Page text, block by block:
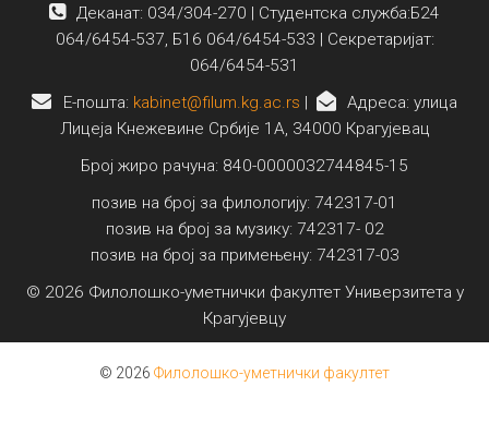
Деканат: 034/304-270 | Студентска служба:Б24
064/6454-537, Б16 064/6454-533 | Секретаријат:
064/6454-531
E-пошта: kabinet@filum.kg.ac.rs |
Адреса: улица
Лицеја Кнежевине Србије 1А, 34000 Крагујевац
Број жиро рачуна: 840-0000032744845-15
позив на број за филологију: 742317-01
позив на број за музику: 742317- 02
позив на број за примењену: 742317-03
© 2026 Филолошко-уметнички факултет Универзитета у
Крагујевцу
© 2026 Филолошко-уметнички факултет